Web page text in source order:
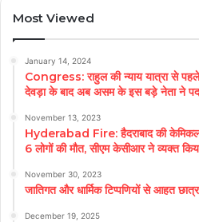
Most Viewed
January 14, 2024
Congress: राहुल की न्याय यात्रा से
देवड़ा के बाद अब असम के इस बड़े नेता ने पद
November 13, 2023
Hyderabad Fire: हैदराबाद की
6 लोगों की मौत, सीएम केसीआर ने व्यक्त
November 30, 2023
जातिगत और धार्मिक टिप्पणियों से आहत
December 19, 2025